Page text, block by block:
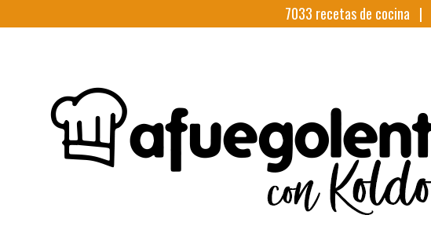
7033 recetas de cocina |